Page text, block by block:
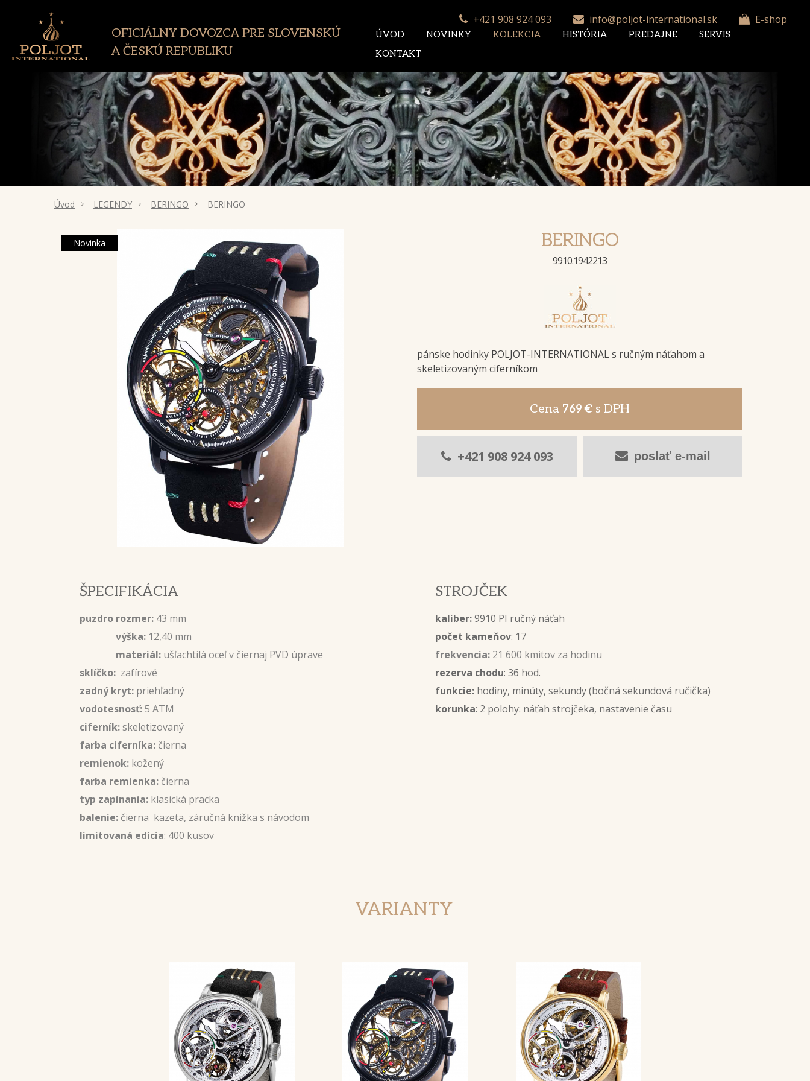
+421 908 924 093 info@poljot-international.sk E-shop
OFICIÁLNY DOVOZCA PRE SLOVENSKÚ
A ČESKÚ REPUBLIKU
ÚVOD NOVINKY KOLEKCIA HISTÓRIA PREDAJNE
SERVIS
KONTAKT
Úvod LEGENDY BERINGO BERINGO
Novinka BERINGO
9910.1942213
pánske hodinky POLJOT-INTERNATIONAL s ručným náťahom a
skeletizovaným ciferníkom
Cena 769 € s DPH
+421 908 924 093 poslať e-mail
ŠPECIFIKÁCIA
puzdro rozmer: 43 mm
výška: 12,40 mm
materiál: ušľachtilá oceľ v čiernaj PVD úprave
sklíčko: zafírové
zadný kryt: priehľadný
vodotesnosť:5 ATM
ciferník:skeletizovaný
farba ciferníka: čierna
remienok: kožený
farba remienka: čierna
typ zapínania: klasická pracka
balenie: čierna kazeta, záručná knižka s návodom
limitovaná edícia: 400 kusov
STROJČEK
kaliber:9910 PI ručný náťah
počet kameňov: 17
frekvencia: 21 600 kmitov za hodinu
rezerva chodu: 36 hod.
funkcie: hodiny, minúty, sekundy (bočná sekundová ručička)
korunka: 2 polohy: náťah strojčeka, nastavenie času
VARIANTY